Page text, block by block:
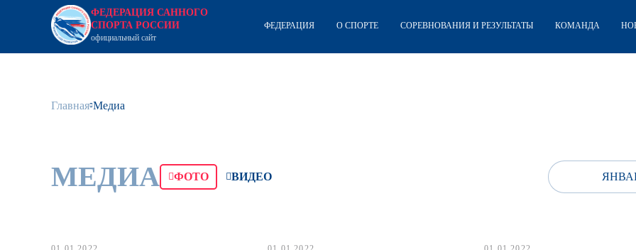
ФЕДЕРАЦИЯ САННОГО
СПОРТА РОССИИ
официальный сайт
ФЕДЕРАЦИЯ О СПОРТЕ СОРЕВНОВАНИЯ И РЕЗУЛЬТАТЫ КОМАНДА
Главная Медиа
МЕДИА ФОТО ВИДЕО